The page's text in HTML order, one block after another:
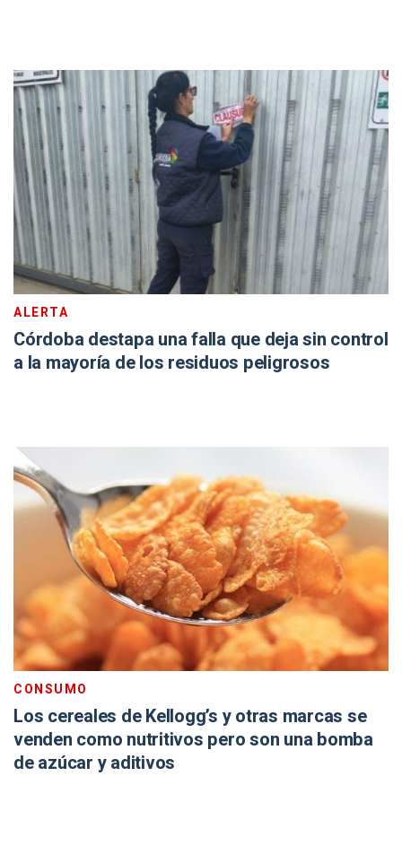
ALERTA
Córdoba destapa una falla que deja sin control
a la mayoría de los residuos peligrosos
CONSUMO
Los cereales de Kellogg’s y otras marcas se
venden como nutritivos pero son una bomba
de azúcar y aditivos